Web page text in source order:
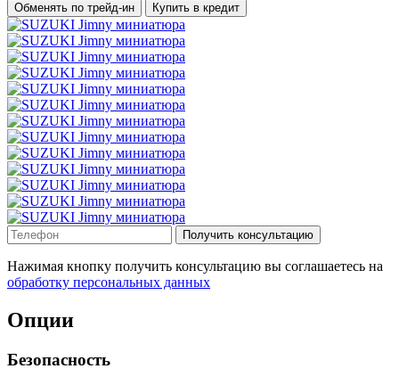
Обменять по трейд-ин Купить в кредит
Получить консультацию
Нажимая кнопку получить консультацию вы соглашаетесь на
обработку персональных данных
Опции
Безопасность